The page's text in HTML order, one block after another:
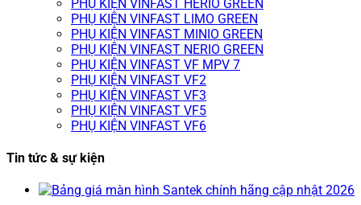
PHỤ KIỆN VINFAST HERIO GREEN
PHỤ KIỆN VINFAST LIMO GREEN
PHỤ KIỆN VINFAST MINIO GREEN
PHỤ KIỆN VINFAST NERIO GREEN
PHỤ KIỆN VINFAST VF MPV 7
PHỤ KIỆN VINFAST VF2
PHỤ KIỆN VINFAST VF3
PHỤ KIỆN VINFAST VF5
PHỤ KIỆN VINFAST VF6
Tin tức & sự kiện